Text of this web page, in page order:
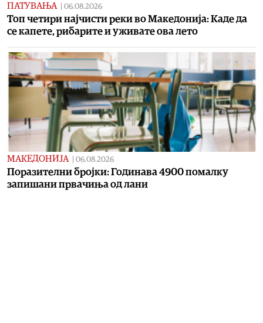
ПАТУВАЊА | 06.08.2026
Топ четири најчисти реки во Македонија: Каде да
се капете, рибарите и уживате ова лето
МАКЕДОНИЈА | 06.08.2026
Поразителни бројки: Годинава 4900 помалку
запишани првачиња од лани